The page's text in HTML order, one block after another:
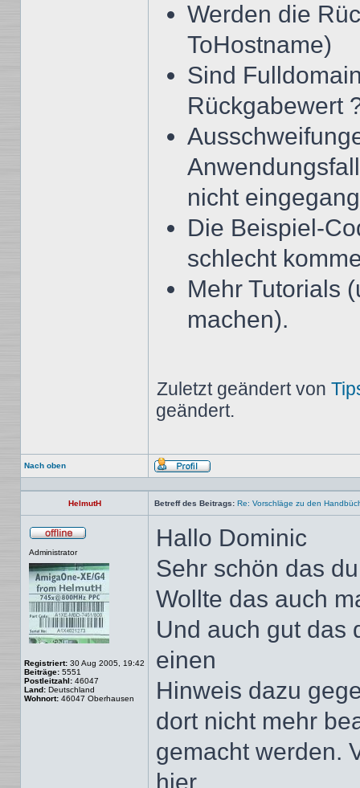
Werden die
ToHostname)
Sind
Rückgabewert
nicht
Die Beispiel-
schlecht
Mehr Tutorials
machen).
Zuletzt geändert von
geändert.
Nach oben
Profil
HelmutH Betreff des Beitrags: Re: Vorschläge zu den
Administrator
Registriert: 30 Aug 2005, 19:42
Beiträge: 5551
Postleitzahl: 46047
Land: Deutschland
Wohnort: 46047 Oberhausen
Hallo Dominic
Sehr schön das
Wollte das auch
Und auch gut das
einen
Hinweis dazu
dort nicht mehr
gemacht werden.
hier